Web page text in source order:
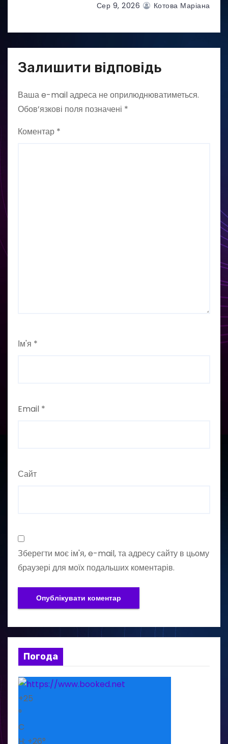
Сер 9, 2026 Котова Маріана
Залишити відповідь
Ваша e-mail адреса не оприлюднюватиметься.
Обов’язкові поля позначені *
Коментар *
Ім'я *
Email *
Сайт
Зберегти моє ім'я, e-mail, та адресу сайту в цьому
браузері для моїх подальших коментарів.
Погода
+25
°
C
H: +26°